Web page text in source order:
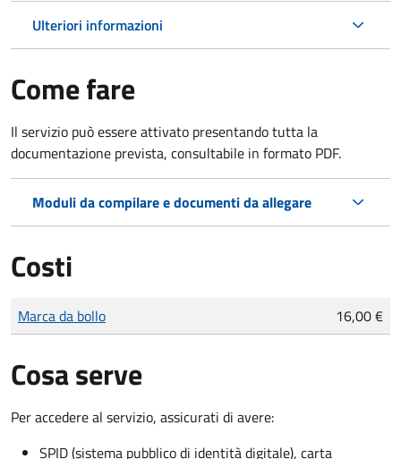
Ulteriori informazioni
Come fare
Il servizio può essere attivato presentando tutta la
documentazione prevista, consultabile in formato PDF.
Moduli da compilare e documenti da allegare
Costi
Tipo di pagamento
Importo
Marca da bollo 16,00 €
Cosa serve
Per accedere al servizio, assicurati di avere:
SPID (sistema pubblico di identità digitale), carta